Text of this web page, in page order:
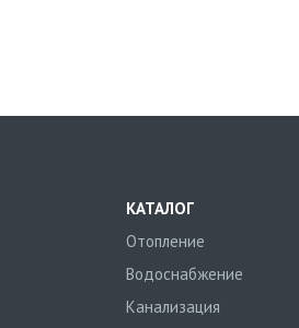
КАТАЛОГ
Отопление
Водоснабжение
Канализация